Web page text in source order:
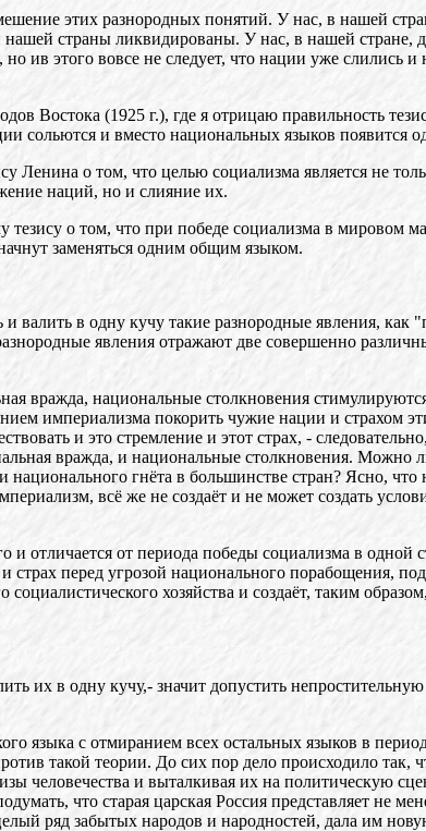
этих разнородных понятий. У нас, в нашей
нашей страны ликвидированы. У нас, в нашей
ив этого вовсе не следует, что нации уже слились
Востока (1925 г.), где я отрицаю правильность
сольются и вместо национальных языков появится
Ленина о том, что целью социализма является не
наций, но и слияние их.
о том, что при победе социализма в мировом
заменяться одним общим языком.
валить в одну кучу такие разнородные явления, как
явления отражают две совершенно
вражда, национальные столкновения
империализма покорить чужие нации и страхом
и это стремление и этот страх, -
вражда, и национальные столкновения. Можно
гнёта в большинстве стран? Ясно, что
всё же не создаёт и не может создать
отличается от периода победы социализма в одной
перед угрозой национального порабощения,
хозяйства и создаёт, таким
их в одну кучу,- значит допустить
языка с отмиранием всех остальных языков в
такой теории. До сих пор дело происходило так,
человечества и выталкивая их на политическую
что старая царская Россия представляет не
ряд забытых народов и народностей, дала им